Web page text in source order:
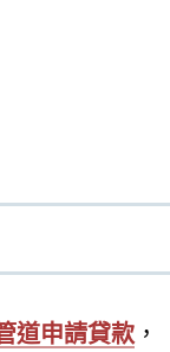
道申請貸款 ，